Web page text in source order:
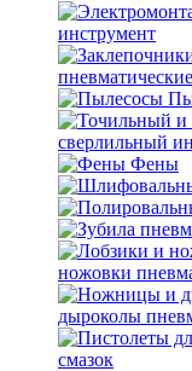
инструмент
пневматические
сверлильный
Фены
ножовки
дыроколы
смазок